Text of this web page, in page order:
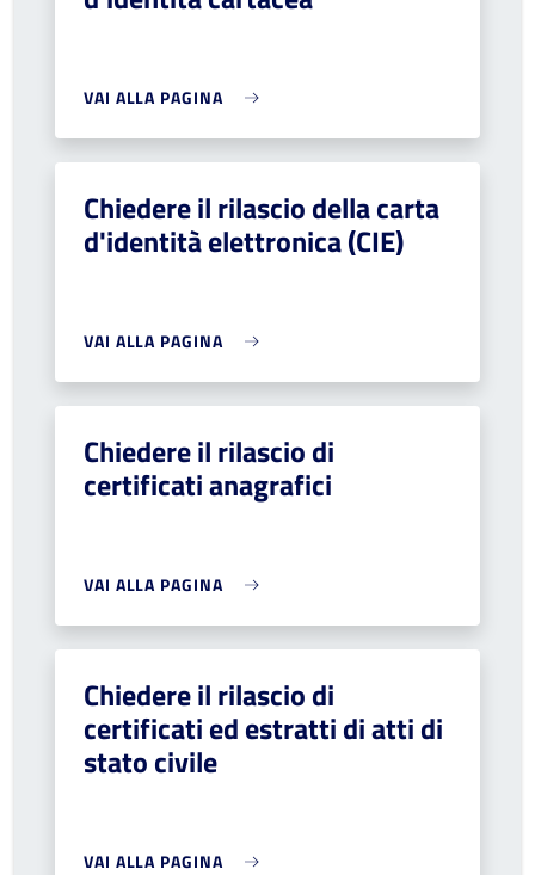
VAI ALLA PAGINA
Chiedere il rilascio della carta
d'identità elettronica (CIE)
VAI ALLA PAGINA
Chiedere il rilascio di
certificati anagrafici
VAI ALLA PAGINA
Chiedere il rilascio di
certificati ed estratti di atti di
stato civile
VAI ALLA PAGINA